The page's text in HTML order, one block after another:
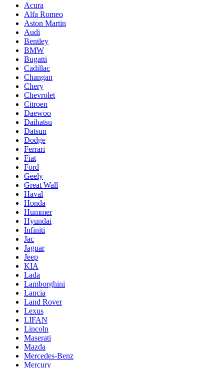
Acura
Alfa Romeo
Aston Martin
Audi
Bentley
BMW
Bugatti
Cadillac
Changan
Chery
Chevrolet
Citroen
Daewoo
Daihatsu
Datsun
Dodge
Ferrari
Fiat
Ford
Geely
Great Wall
Haval
Honda
Hummer
Hyundai
Infiniti
Jac
Jaguar
Jeep
KIA
Lada
Lamborghini
Lancia
Land Rover
Lexus
LIFAN
Lincoln
Maserati
Mazda
Mercedes-Benz
Mercury